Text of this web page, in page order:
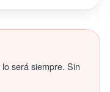
será siempre. Sin